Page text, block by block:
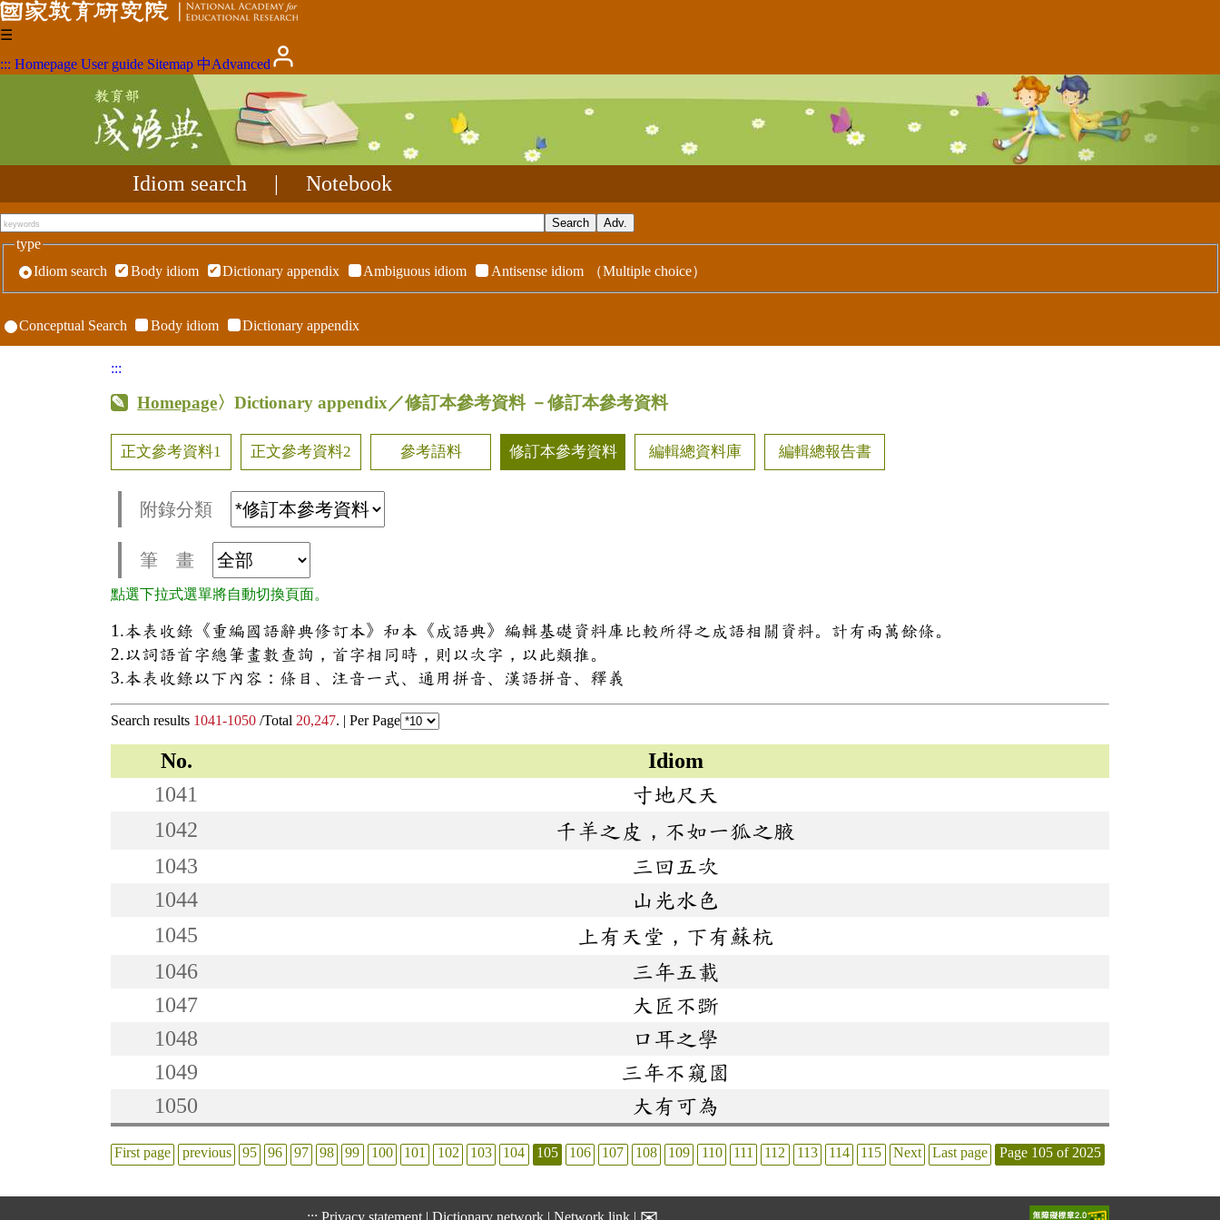
☰
::: Homepage User guide Sitemap 中Advanced
Idiom search Notebook
type
Idiom search
Body idiom Dictionary appendix Ambiguous idiom Antisense idiom （Multiple choice）
Conceptual Search Body idiom Dictionary appendix
:::
Homepage〉Dictionary appendix／修訂本參考資料 －修訂本參考資料
正文參考資料1 正文參考資料2 參考語料 修訂本參考資料 編輯總資料庫 編輯總報告書
附錄分類
筆 畫
點選下拉式選單將自動切換頁面。
1.本表收錄《重編國語辭典修訂本》和本《成語典》編輯基礎資料庫比較所得之成語相關資料。計有兩萬餘條。
2.以詞語首字總筆畫數查詢，首字相同時，則以次字，以此類推。
3.本表收錄以下內容：條目、注音一式、通用拼音、漢語拼音、釋義
Search results 1041-1050 /Total 20,247. | Per Page
No.
Idiom
1041
寸地尺天
1042
千羊之皮，不如一狐之腋
1043
三回五次
1044
山光水色
1045
上有天堂，下有蘇杭
1046
三年五載
1047
大匠不斲
1048
口耳之學
1049
三年不窺園
1050
大有可為
First page previous 95 96 97 98 99 100 101 102 103 104 105 106 107 108 109 110 111 112 113 114 115 Next Last page Page 105 of 2025
::: Privacy statement | Dictionary network | Network link |